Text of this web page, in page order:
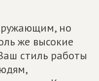
но
же высокие
стиль работы